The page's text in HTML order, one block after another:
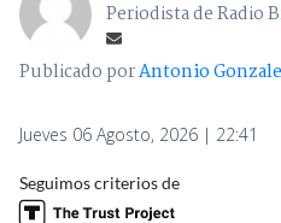
Periodista de Radio
Publicado porAntonio
Jueves 06 Agosto, 2026 | 22:41
Seguimos criterios de